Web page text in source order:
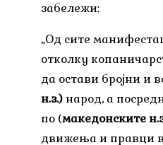
забележи:
„Од сите
отколку
да остави бројни и
н.з.)народ, а
по (македонските
движења и правци